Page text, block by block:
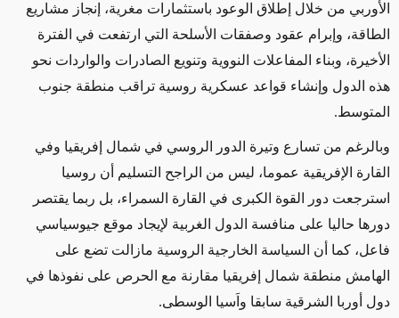
الأوربي من خلال إطلاق الوعود باستثمارات مغرية، إنجاز مشاريع
الطاقة، وإبرام عقود وصفقات الأسلحة التي ارتفعت في الفترة
الأخيرة، وبناء المفاعلات النووية وتنويع الصادرات والواردات نحو
هذه الدول وإنشاء قواعد عسكرية روسية تراقب منطقة جنوب
المتوسط.
وبالرغم من تسارع وتيرة الدور الروسي في شمال إفريقيا وفي
القارة الإفريقية عموما، ليس من الراجح التسليم أن روسيا
استرجعت دور القوة الكبرى في القارة السمراء، بل ربما يقتصر
دورها حاليا على منافسة الدول الغربية لإيجاد موقع جيوسياسي
فاعل، كما أن السياسة الخارجية الروسية مازالت تضع على
الهامش منطقة شمال إفريقيا مقارنة مع الحرص على نفوذها في
دول أوربا الشرقية سابقا واَسيا الوسطى.